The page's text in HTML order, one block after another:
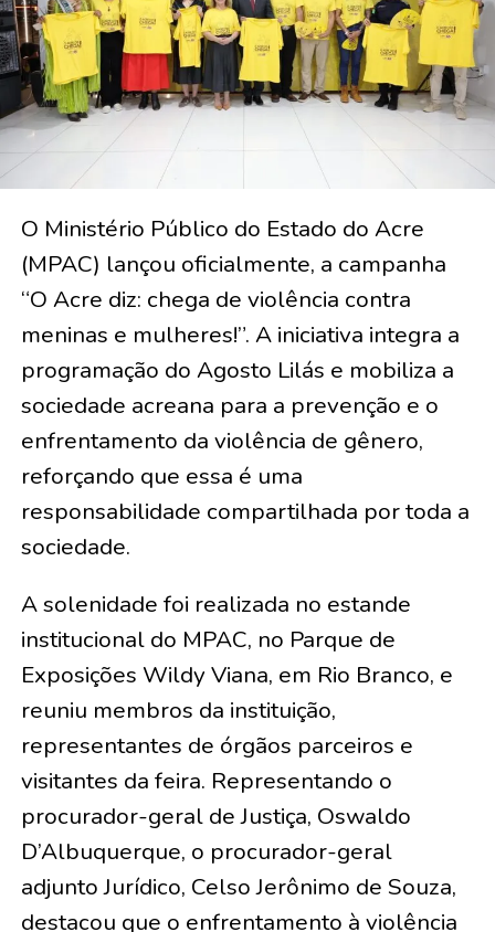
O Ministério Público do Estado do Acre
(MPAC) lançou oficialmente, a campanha
“O Acre diz: chega de violência contra
meninas e mulheres!”. A iniciativa integra a
programação do Agosto Lilás e mobiliza a
sociedade acreana para a prevenção e o
enfrentamento da violência de gênero,
reforçando que essa é uma
responsabilidade compartilhada por toda a
sociedade.
A solenidade foi realizada no estande
institucional do MPAC, no Parque de
Exposições Wildy Viana, em Rio Branco, e
reuniu membros da instituição,
representantes de órgãos parceiros e
visitantes da feira. Representando o
procurador-geral de Justiça, Oswaldo
D’Albuquerque, o procurador-geral
adjunto Jurídico, Celso Jerônimo de Souza,
destacou que o enfrentamento à violência